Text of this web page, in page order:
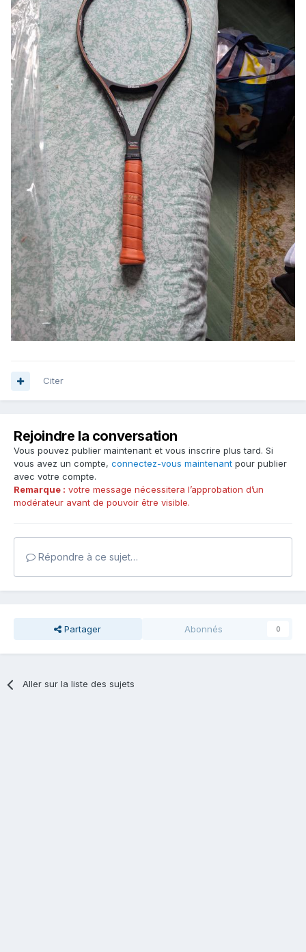
Citer
Rejoindre la conversation
Vous pouvez publier maintenant et vous inscrire plus tard. Si
vous avez un compte, connectez-vous maintenant pour publier
avec votre compte.
Remarque : votre message nécessitera l’approbation d’un
modérateur avant de pouvoir être visible.
Répondre à ce sujet…
Partager Abonnés 0
Aller sur la liste des sujets